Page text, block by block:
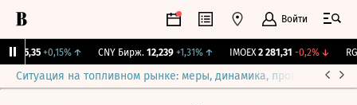
Войти
115,35 +0,15%↑ CNY Бирж. 12,239 +1,31%↑ IMOEX 2 281,31 -0,2%↓
Ситуация на топливном рынке: меры, динамика, прогнозы